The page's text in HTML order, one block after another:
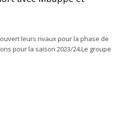
leurs rivaux pour la phase de
pour la saison 2023/24.Le groupe